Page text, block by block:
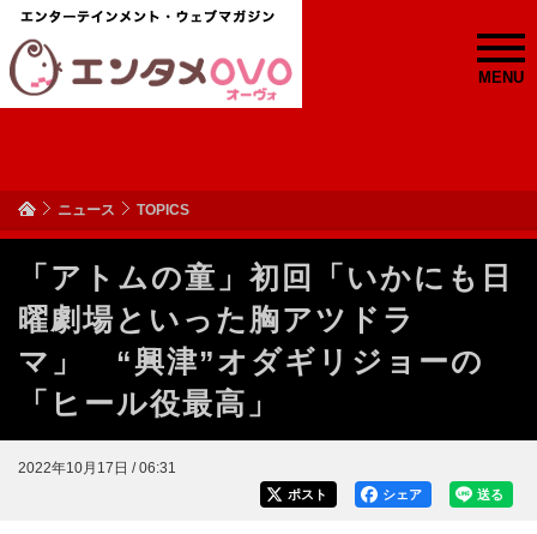
MENU
ニュース TOPICS
「アトムの童」初回「いかにも日
曜劇場といった胸アツドラ
マ」 “興津”オダギリジョーの
「ヒール役最高」
2022年10月17日 / 06:31
送る
シェア
ポスト